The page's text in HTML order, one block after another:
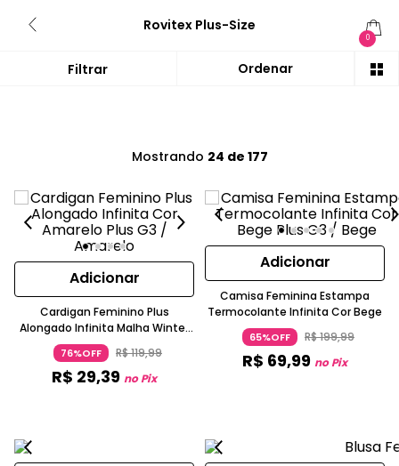
Rovitex Plus-Size
0
Mostrando 24 de 177
Adicionar
Cardigan Feminino Plus
Alongado Infinita Malha Winter
Manga Longa Amarelo Claro
76%OFF R$119,99
R$ 29,39 no Pix
Adicionar
Camisa Feminina Estampa
Termocolante Infinita Cor Bege
65%OFF R$199,99
R$ 69,99 no Pix